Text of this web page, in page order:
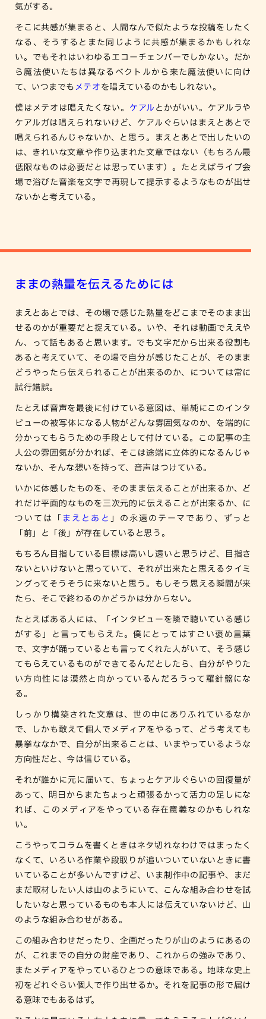
気がする。
そこに共感が集まると、人間なんで似たような投稿をしたく
なる、そうするとまた同じように共感が集まるかもしれな
い。でもそれはいわゆるエコーチェンバーでしかない。だか
ら魔法使いたちは異なるベクトルから来た魔法使いに向け
て、いつまでもメテオを唱えているのかもしれない。
僕はメテオは唱えたくない。 ケアルとかがいい。ケアルラや
ケアルガは唱えられないけど、ケアルぐらいはまえとあとで
唱えられるんじゃないか、と思う。まえとあとで出したいの
は、きれいな文章や作り込まれた文章ではない（もちろん最
低限なものは必要だとは思っています）。たとえばライブ会
場で浴びた音楽を文字で再現して提示するようなものが出せ
ないかと考えている。
ままの熱量を伝えるためには
まえとあとでは、その場で感じた熱量をどこまでそのまま出
せるのかが重要だと捉えている。いや、それは動画でええや
ん、って話もあると思います。でも文字だから出来る役割も
あると考えていて、その場で自分が感じたことが、そのまま
どうやったら伝えられることが出来るのか、については常に
試行錯誤。
たとえば音声を最後に付けている意図は、単純にこのインタ
ビューの被写体になる人物がどんな雰囲気なのか、を端的に
分かってもらうための手段として付けている。この記事の主
人公の雰囲気が分かれば、そこは途端に立体的になるんじゃ
ないか、そんな想いを持って、音声はつけている。
いかに体感したものを、そのまま伝えることが出来るか、ど
れだけ平面的なものを三次元的に伝えることが出来るか、に
ついては「まえとあと」の永遠のテーマであり、ずっと
「前」と「後」が存在していると思う。
もちろん目指している目標は高いし遠いと思うけど、目指さ
ないといけないと思っていて、それが出来たと思えるタイミ
ングってそうそうに来ないと思う。もしそう思える瞬間が来
たら、そこで終わるのかどうかは分からない。
たとえばある人には、「インタビューを隣で聴いている感じ
がする」と言ってもらえた。僕にとってはすごい褒め言葉
で、文字が踊っているとも言ってくれた人がいて、そう感じ
てもらえているものができてるんだとしたら、自分がやりた
い方向性には漠然と向かっているんだろうって羅針盤にな
る。
しっかり構築された文章は、世の中にありふれているなか
で、しかも敢えて個人でメディアをやるって、どう考えても
暴挙ななかで、自分が出来ることは、いまやっているような
方向性だと、今は信じている。
それが誰かに元に届いて、ちょっとケアルぐらいの回復量が
あって、明日からまたちょっと頑張るかって活力の足しにな
れば、このメディアをやっている存在意義なのかもしれな
い。
こうやってコラムを書くときはネタ切れなわけではまったく
なくて、いろいろ作業や段取りが追いついていないときに書
いていることが多いんですけど、いま制作中の記事や、まだ
まだ取材したい人は山のようにいて、こんな組み合わせを試
したいなと思っているものも本人には伝えていないけど、山
のような組み合わせがある。
この組み合わせだったり、企画だったりが山のようにあるの
が、これまでの自分の財産であり、これからの強みであり、
またメディアをやっているひとつの意味である。地味な史上
初をどれぐらい個人で作り出せるか。それを記事の形で届け
る意味でもあるはず。